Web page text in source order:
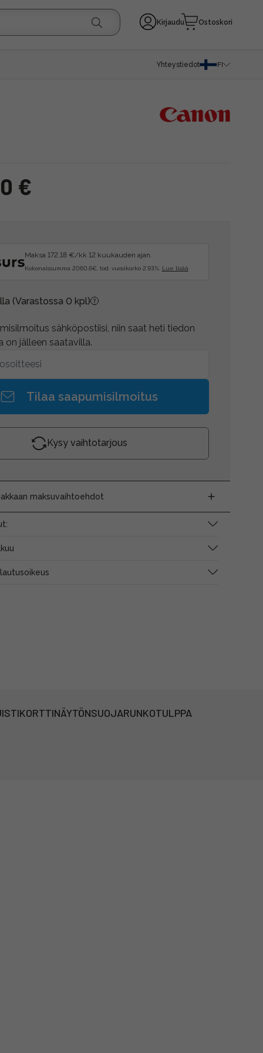
Kirjaudu Ostoskori
Yhteystiedot FI
€
Maksa 172.18 €/kk 12 kuukauden ajan.
Kokonaissumma 2060.6€, tod. vuosikorko 2.93%. Lue lisää
(Varastossa 0 kpl)
sähköpostiisi, niin saat heti tiedon
on jälleen saatavilla.
Tilaa saapumisilmoitus
Kysy vaihtotarjous
maksuvaihtoehdot
NÄYTÖNSUOJARUNKOTULPPA